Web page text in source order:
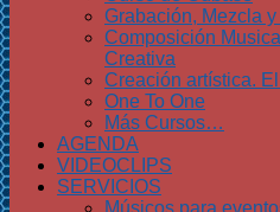
Grabación, Mezcla
Composición
Creativa
Creación artística.
One To One
Más Cursos…
AGENDA
VIDEOCLIPS
SERVICIOS
Músicos para